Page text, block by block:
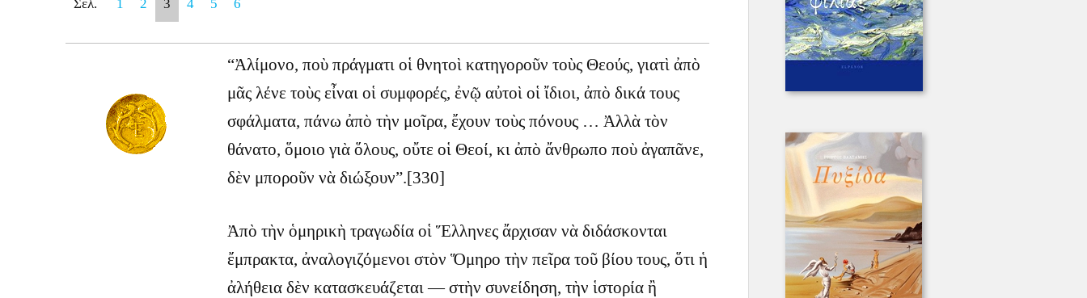
Σελ. 1 2 3 4 5 6
“Ἀλίμονο, ποὺ πράγματι οἱ θνητοὶ κατηγοροῦν τοὺς Θεούς, γιατὶ ἀπὸ
μᾶς λένε τοὺς εἶναι οἱ συμφορές, ἐνῷ αὐτοὶ οἱ ἴδιοι, ἀπὸ δικά τους
σφάλματα, πάνω ἀπὸ τὴν μοῖρα, ἔχουν τοὺς πόνους … Ἀλλὰ τὸν
θάνατο, ὅμοιο γιὰ ὅλους, οὔτε οἱ Θεοί, κι ἀπὸ ἄνθρωπο ποὺ ἀγαπᾶνε,
δὲν μποροῦν νὰ διώξουν”.[330]
Ἀπὸ τὴν ὁμηρικὴ τραγωδία οἱ Ἕλληνες ἄρχισαν νὰ διδάσκονται
ἔμπρακτα, ἀναλογιζόμενοι στὸν Ὅμηρο τὴν πεῖρα τοῦ βίου τους, ὅτι ἡ
ἀλήθεια δὲν κατασκευάζεται — στὴν συνείδηση, τὴν ἱστορία ἢ